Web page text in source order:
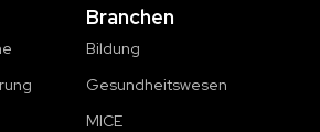
Branchen
Bildung
Gesundheitswesen
MICE